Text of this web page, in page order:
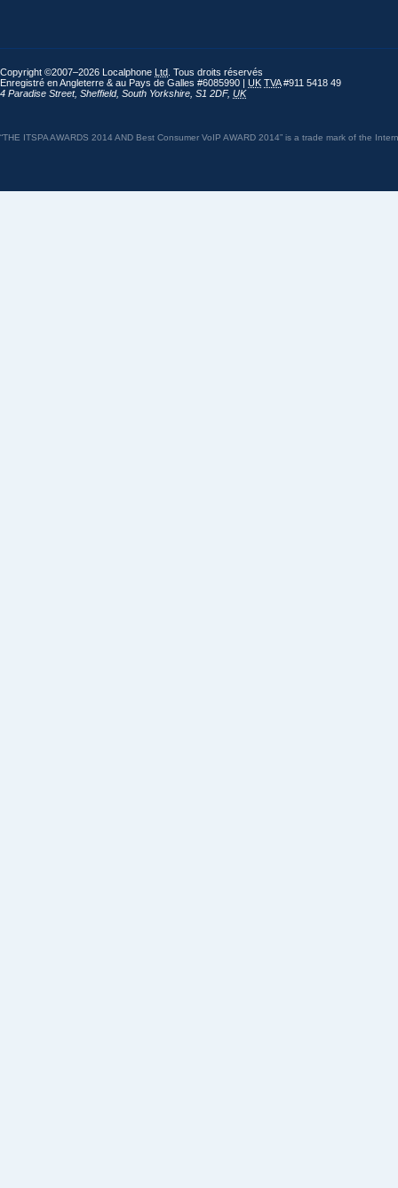
Copyright ©2007–2026 Localphone Ltd . Tous droits réservés
Enregistré en Angleterre & au Pays de Galles #6085990 | UK TVA#911 5418 49
4 Paradise Street, Sheffield, South Yorkshire S1 2DF, UK
“THE ITSPA AWARDS 2014 AND Best Consumer VoIP AWARD 2014” is a trade mark of the